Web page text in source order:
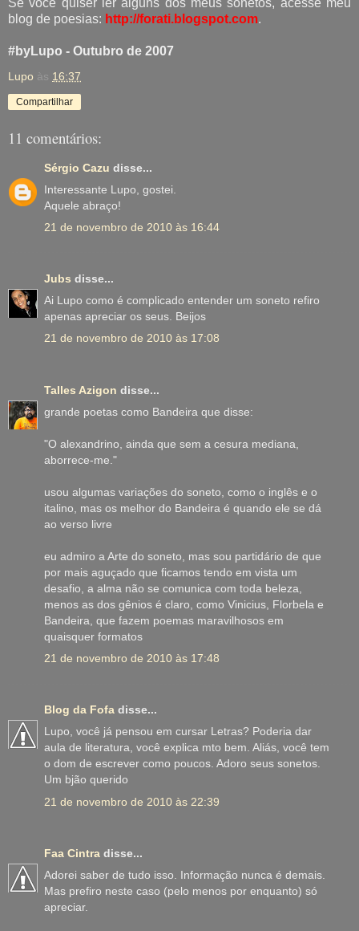
Se você quiser ler alguns dos meus sonetos, acesse meu
blog de poesias: http://forati.blogspot.com.
#byLupo - Outubro de 2007
Lupo às 16:37
Compartilhar
11 comentários:
Sérgio Cazu disse...
Interessante Lupo, gostei.
Aquele abraço!
21 de novembro de 2010 às 16:44
Jubs disse...
Ai Lupo como é complicado entender um soneto refiro
apenas apreciar os seus. Beijos
21 de novembro de 2010 às 17:08
Talles Azigon disse...
grande poetas como Bandeira que disse:
"O alexandrino, ainda que sem a cesura mediana,
aborrece-me."
usou algumas variações do soneto, como o inglês e o
italino, mas os melhor do Bandeira é quando ele se dá
ao verso livre
eu admiro a Arte do soneto, mas sou partidário de que
por mais aguçado que ficamos tendo em vista um
desafio, a alma não se comunica com toda beleza,
menos as dos gênios é claro, como Vinicius, Florbela e
Bandeira, que fazem poemas maravilhosos em
quaisquer formatos
21 de novembro de 2010 às 17:48
Blog da Fofa disse...
Lupo, você já pensou em cursar Letras? Poderia dar
aula de literatura, você explica mto bem. Aliás, você tem
o dom de escrever como poucos. Adoro seus sonetos.
Um bjão querido
21 de novembro de 2010 às 22:39
Faa Cintra disse...
Adorei saber de tudo isso. Informação nunca é demais.
Mas prefiro neste caso (pelo menos por enquanto) só
apreciar.